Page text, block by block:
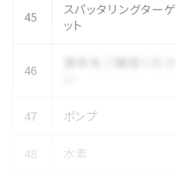
45
スパッタリングターゲ
ット
46
資料をご確認くださ
47 ポンプ
48 水素